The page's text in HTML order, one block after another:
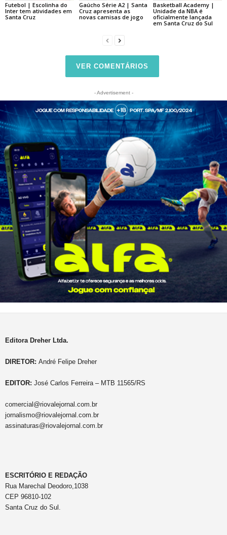
Futebol | Escolinha do
Inter tem atividades em
Santa Cruz
Gaúcho Série A2 | Santa
Cruz apresenta as
novas camisas de jogo
Basketball Academy |
Unidade da NBA é
oficialmente lançada
em Santa Cruz do Sul
VER COMENTÁRIOS
- Advertisement -
Editora Dreher Ltda.
DIRETOR: André Felipe Dreher
EDITOR: José Carlos Ferreira – MTB 11565/RS
comercial@riovalejornal.com.br
jornalismo@riovalejornal.com.br
assinaturas@riovalejornal.com.br
ESCRITÓRIO E REDAÇÃO
Rua Marechal Deodoro,1038
CEP 96810-102
Santa Cruz do Sul.